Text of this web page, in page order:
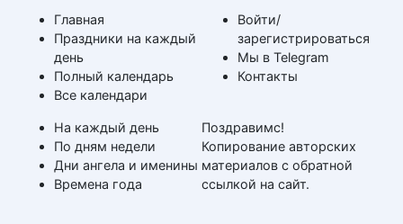
Главная
Праздники на каждый
день
Полный календарь
Все календари
На каждый день
По дням недели
Дни ангела и именины
Времена года
Войти/
зарегистрироваться
Мы в Telegram
Контакты
Поздравимс!
Копирование авторских
материалов с обратной
ссылкой на сайт.